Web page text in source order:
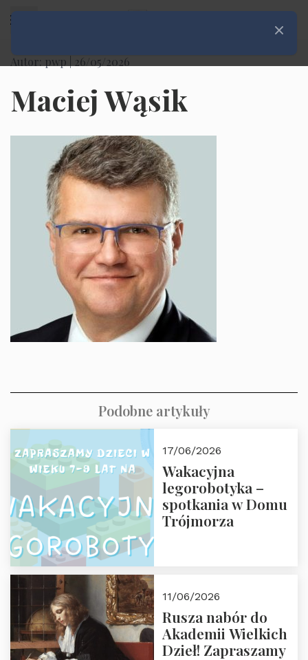
Autor: pwp | 26/05/2026
Maciej Wąsik
Podobne artykuły
17/06/2026
Wakacyjna
legorobotyka –
spotkania w Domu
Trójmorza
11/06/2026
Rusza nabór do
Akademii Wielkich
Dzieł! Zapraszamy
Zamknij